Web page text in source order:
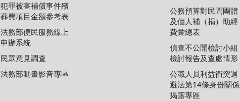
犯罪被害補償事件殯
葬費項目金額參考表
法務部便民服務線上
申辦系統
民眾意見調查
法務部動畫影音專區
公務預算對民間團體
及個人補（捐）助經
費彙總表
偵查不公開檢討小組
檢討報告及查處情形
公職人員利益衝突迴
避法第14條身份關係
揭露專區